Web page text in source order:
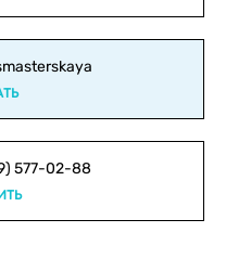
577-02-88